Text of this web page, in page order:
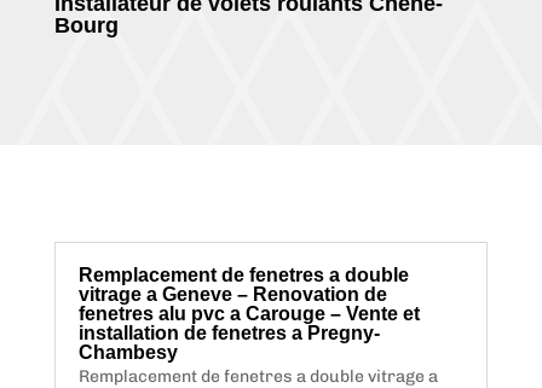
Bourg
Remplacement de fenetres a double
vitrage a Geneve – Renovation de
fenetres alu pvc a Carouge – Vente et
installation de fenetres a Pregny-
Chambesy
Remplacement de fenetres a double vitrage a